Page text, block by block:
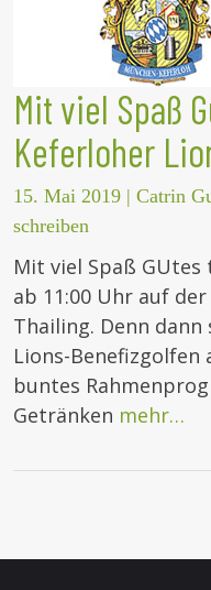
Mit viel Spaß
Keferloher
15. Mai 2019 | Catrin
schreiben
Mit viel Spaß GUtes
ab 11:00 Uhr auf
Thailing. Denn
Lions-Benefizgolfen
buntes
Getränken mehr…